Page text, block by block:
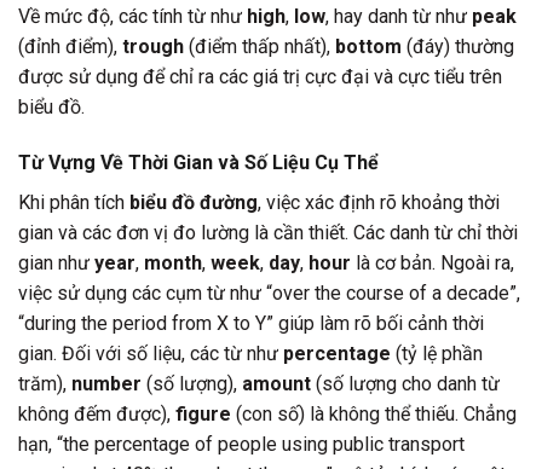
Về mức độ, các tính từ như high, low, hay danh từ như peak
(đỉnh điểm), trough (điểm thấp nhất), bottom (đáy) thường
được sử dụng để chỉ ra các giá trị cực đại và cực tiểu trên
biểu đồ.
Từ Vựng Về Thời Gian và Số Liệu Cụ Thể
Khi phân tích biểu đồ đường, việc xác định rõ khoảng thời
gian và các đơn vị đo lường là cần thiết. Các danh từ chỉ thời
gian như year, month, week, day, hour là cơ bản. Ngoài ra,
việc sử dụng các cụm từ như “over the course of a decade”,
“during the period from X to Y” giúp làm rõ bối cảnh thời
gian. Đối với số liệu, các từ như percentage (tỷ lệ phần
trăm), number (số lượng), amount (số lượng cho danh từ
không đếm được), figure (con số) là không thể thiếu. Chẳng
hạn, “the percentage of people using public transport